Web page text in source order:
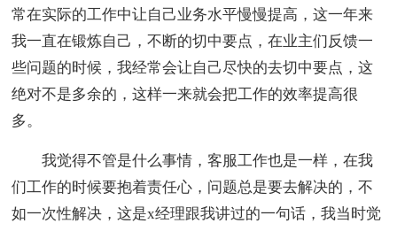
常在实际的工作中让自己业务水平慢慢提高，这一年来
我一直在锻炼自己，不断的切中要点，在业主们反馈一
些问题的时候，我经常会让自己尽快的去切中要点，这
绝对不是多余的，这样一来就会把工作的效率提高很
多。
我觉得不管是什么事情，客服工作也是一样，在我
们工作的时候要抱着责任心，问题总是要去解决的，不
如一次性解决，这是x经理跟我讲过的一句话，我当时觉